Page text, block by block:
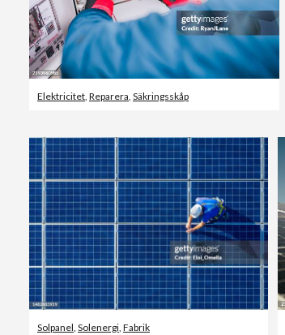
Elektricitet, Reparera, Säkringsskåp
Solpanel, Solenergi, Fabrik